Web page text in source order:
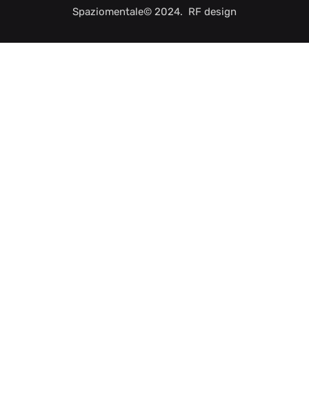
Spaziomentale© 2024. RF design